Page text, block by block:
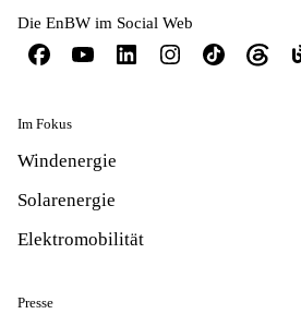
Die EnBW im Social Web
Im Fokus
Windenergie
Solarenergie
Elektromobilität
Presse